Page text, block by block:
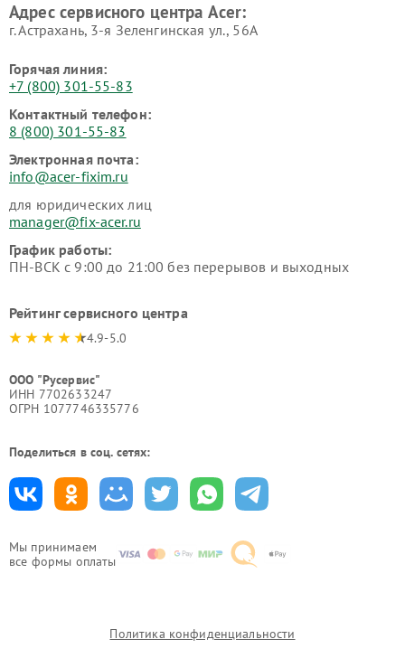
Мы принимаем
все формы оплаты
Адрес сервисного центра Acer:
г. Астрахань, 3-я Зеленгинская ул., 56А
Горячая линия:
+7 (800) 301-55-83
Контактный телефон:
8 (800) 301-55-83
Электронная почта:
info@acer-fixim.ru
для юридических лиц
manager@fix-acer.ru
График работы:
ПН-ВСК с 9:00 до 21:00 без перерывов и выходных
Рейтинг сервисного центра
4.9-5.0
ООО "Русервис"
ИНН 7702633247
ОГРН 1077746335776
Поделиться в соц. сетях:
Политика конфиденциальности